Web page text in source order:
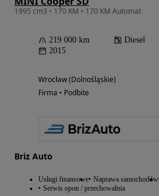
1995 cm3 • 170 KM • 170 KM Automat
219 000 km Diesel
2015
Wrocław (Dolnośląskie)
Firma • Podbite
Briz Auto
Usługi finansowe Naprawa samochodów
Serwis opon / przechowalnia